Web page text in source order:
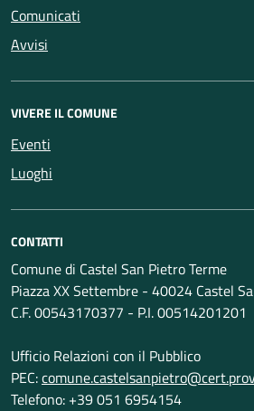
Comunicati
Avvisi
VIVERE IL COMUNE
Eventi
Luoghi
CONTATTI
Comune di Castel San Pietro Terme
Piazza XX Settembre - 40024 Castel
C.F. 00543170377 - P.I. 00514201201
Ufficio Relazioni con il Pubblico
PEC:
Telefono: +39 051 6954154